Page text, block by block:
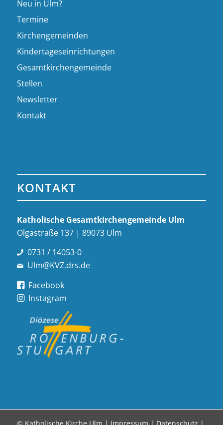
Neu in Ulm?
Termine
Kirchengemeinden
Kindertageseinrichtungen
Gesamtkirchengemeinde
Stellen
Newsletter
Kontakt
KONTAKT
Katholische Gesamt­kirchen­gemeinde Ulm
Olgastraße 137 | 89073 Ulm
0731 / 14053-0
Ulm@KVZ.drs.de
Facebook
Instagram
© Katholische Kirche Ulm | Impressum | Datenschutz |